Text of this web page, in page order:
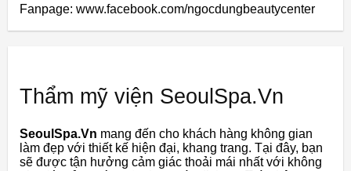
Fanpage: www.facebook.com/ngocdungbeautycenter
Thẩm mỹ viện SeoulSpa.Vn
SeoulSpa.Vn mang đến cho khách hàng không gian
làm đẹp với thiết kế hiện đại, khang trang. Tại đây, bạn
sẽ được tận hưởng cảm giác thoải mái nhất với không